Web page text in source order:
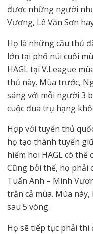
được những người
Vương, Lê Văn Sơn
Họ là những cầu thủ
lớn tại phố núi cuối
HAGL tại V.League
thủ này. Mùa trước,
sáng với mỗi người 3
cuộc đua trụ hạng
Hợp với tuyển thủ
họ tạo thành tuyến
hiếm hoi HAGL có thể
Cũng bởi thế, họ phải
Tuấn Anh – Minh
trận cả mùa. Mùa
sau 5 vòng.
Họ sẽ tiếp tục phải thi